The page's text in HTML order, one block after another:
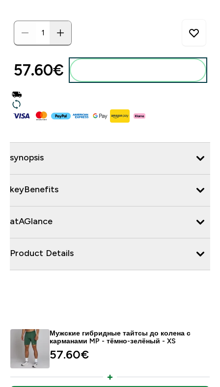
57.60€‎
synopsis
keyBenefits
atAGlance
Product Details
Мужские гибридные тайтсы до колена с
карманами MP - тёмно-зелёный - XS
57.60€‎